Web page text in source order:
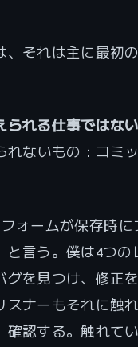
、それは主に最初
られる仕事ではない
れないもの：コミ
ォームが保存時に
と言う。僕は4つの
を見つけ、修正を
スナーもそれに触
確認する。触れて